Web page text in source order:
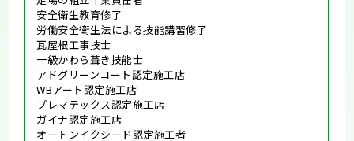
安全衛生教育修了
労働安全衛生法による技能講習修了
瓦屋根工事技士
一級かわら葺き技能士
アドグリーンコート認定施工店
WBアート認定施工店
プレマテックス認定施工店
ガイナ認定施工店
オートンイクシード認定施工者